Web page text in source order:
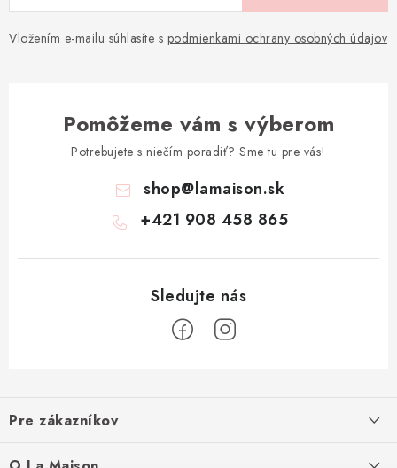
Vložením e-mailu súhlasíte s podmienkami ochrany osobných údajov
Pomôžeme vám s výberom
Potrebujete s niečím poradiť? Sme tu pre vás!
shop@lamaison.sk
+421 908 458 865
p
ä
Pre zákazníkov